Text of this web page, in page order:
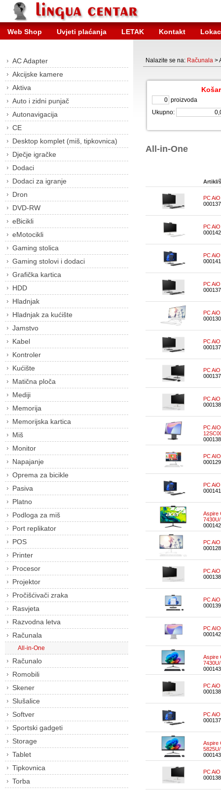
Web Shop Uvjeti plaćanja LETAK Kontakt
AC Adapter
Akcijske kamere
Aktiva
Auto i zidni punjač
Autonavigacija
CE
Desktop komplet (miš, tipkovnica)
Dječje igračke
Dodaci
Dodaci za igranje
Dron
DVD-RW
eBicikli
eMotocikli
Gaming stolica
Gaming stolovi i dodaci
Grafička kartica
HDD
Hladnjak
Hladnjak za kućište
Jamstvo
Kabel
Kontroler
Kućište
Matična ploča
Mediji
Memorija
Memorijska kartica
Miš
Monitor
Napajanje
Oprema za bicikle
Pasiva
Platno
Podloga za miš
Port replikator
POS
Printer
Procesor
Projektor
Pročišćivači zraka
Rasvjeta
Razvodna letva
Računala
All-in-One
Računalo
Romobili
Skener
Slušalice
Softver
Sportski gadgeti
Storage
Tablet
Tipkovnica
Torba
Nalazite se na: Računala >
proizvoda
Ukupno:
All-in-One
Artikl/
PC
PC
PC
PC
PC
PC
PC
PC
PC
PC
PC
Aspire
PC
PC
PC
PC
Aspire
PC
PC
Aspire
PC